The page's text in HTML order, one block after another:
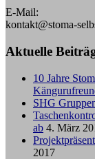
E-Mail:
kontakt@stoma-
Aktuelle
10 Jahre
SHG
ab 4. März
2017